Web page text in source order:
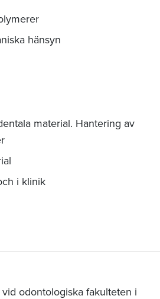
hänsyn
material. Hantering av
i klinik
odontologiska fakulteten i